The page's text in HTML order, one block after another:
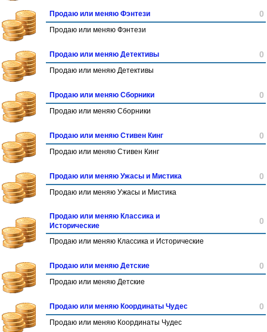
Продаю или меняю Фэнтези 0
Продаю или меняю Фэнтези
Продаю или меняю Детективы 0
Продаю или меняю Детективы
Продаю или меняю Сборники 0
Продаю или меняю Сборники
Продаю или меняю Стивен Кинг 0
Продаю или меняю Стивен Кинг
Продаю или меняю Ужасы и Мистика 0
Продаю или меняю Ужасы и Мистика
Продаю или меняю Классика и
Исторические
0
Продаю или меняю Классика и Исторические
Продаю или меняю Детские 0
Продаю или меняю Детские
Продаю или меняю Координаты Чудес 0
Продаю или меняю Координаты Чудес